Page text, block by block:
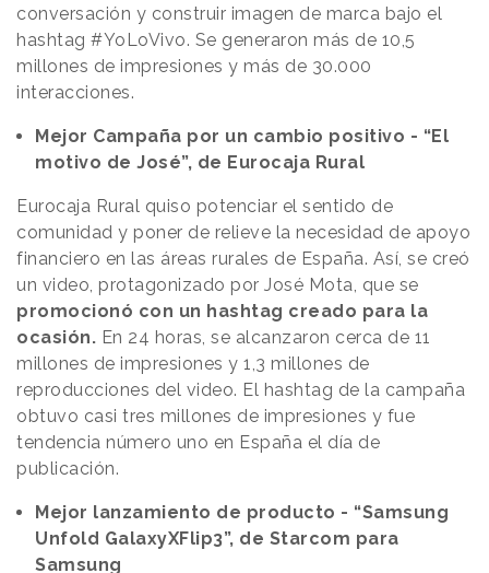
conversación y construir imagen de marca bajo el
hashtag #YoLoVivo. Se generaron más de 10,5
millones de impresiones y más de 30.000
interacciones.
Mejor Campaña por un cambio positivo - “El
motivo de José”, de Eurocaja Rural
Eurocaja Rural quiso potenciar el sentido de
comunidad y poner de relieve la necesidad de apoyo
financiero en las áreas rurales de España. Así, se creó
un video, protagonizado por José Mota, que se
promocionó con un hashtag creado para la
ocasión. En 24 horas, se alcanzaron cerca de 11
millones de impresiones y 1,3 millones de
reproducciones del video. El hashtag de la campaña
obtuvo casi tres millones de impresiones y fue
tendencia número uno en España el día de
publicación.
Mejor lanzamiento de producto - “Samsung
Unfold GalaxyXFlip3”, de Starcom para
Samsung